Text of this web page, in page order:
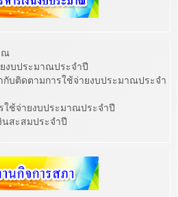
ณ
งบประมาณประจำปี
กับติดตามการใช้จ่ายงบประมาณประจำ
ใช้จ่ายงบประมาณประจำปี
นสะสมประจำปี